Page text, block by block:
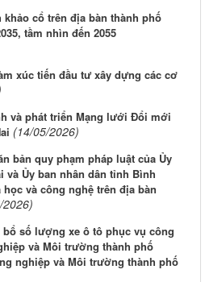
khảo cổ trên địa bàn thành phố
tầm nhìn đến 2055
xúc tiến đầu tư xây dựng các cơ
và phát triển Mạng lưới Đổi mới
(14/05/2026)
bản quy phạm pháp luật của Ủy
và Ủy ban nhân dân tỉnh Bình
và công nghệ trên địa bàn
2026)
số lượng xe ô tô phục vụ công
và Môi trường thành phố
nghiệp và Môi trường thành phố